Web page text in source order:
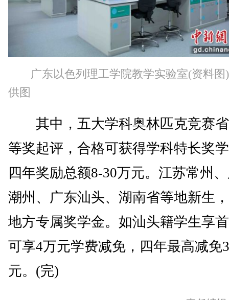
广东以色列理工学院教学实验室(资料图
供图
其中，五大学科奥林匹克竞赛
等奖起评，合格可获得学科特长奖
四年奖励总额8-30万元。江苏常州
潮州、广东汕头、湖南省等地新生
地方专属奖学金。如汕头籍学生享
可享4万元学费减免，四年最高减免
元。(完)